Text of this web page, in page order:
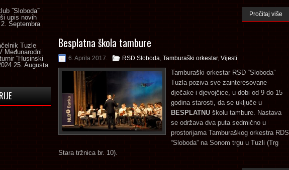
Pročitaj više
Besplatna škola tambure
6. Aprila 2017. RSD Sloboda, Tamburaški orkestar, Vijesti
Tamburaški orkestar RSD “Sloboda”
Tuzla poziva sve zainteresovane
dječake i djevojčice, u dobi od 9 do 15
godina starosti, da se uključe u
BESPLATNU školu tambure. Nastava
se održava dva puta sedmično u
prostorijama Tamburaškog orkestra RDS
“Sloboda” na Sonom trgu u Tuzli (Trg
Stara tržnica br. 10).
˝Sloboda˝
upis novih
2. Septembra
Tuzle
Međunarodni
“Husinski
25. Augusta